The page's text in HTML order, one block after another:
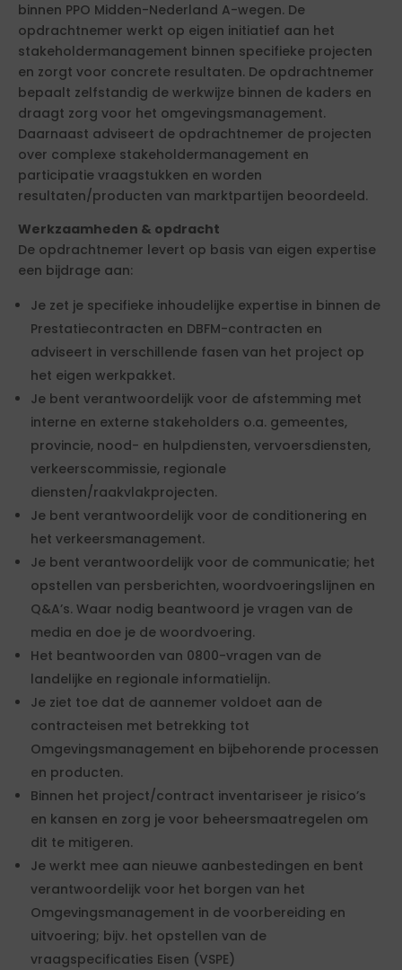
binnen PPO Midden-Nederland A-wegen. De
opdrachtnemer werkt op eigen initiatief aan het
stakeholdermanagement binnen specifieke projecten
en zorgt voor concrete resultaten. De opdrachtnemer
bepaalt zelfstandig de werkwijze binnen de kaders en
draagt zorg voor het omgevingsmanagement.
Daarnaast adviseert de opdrachtnemer de projecten
over complexe stakeholdermanagement en
participatie vraagstukken en worden
resultaten/producten van marktpartijen beoordeeld.
Werkzaamheden & opdracht
De opdrachtnemer levert op basis van eigen expertise
een bijdrage aan:
Je zet je specifieke inhoudelijke expertise in binnen de
Prestatiecontracten en DBFM-contracten en
adviseert in verschillende fasen van het project op
het eigen werkpakket.
Je bent verantwoordelijk voor de afstemming met
interne en externe stakeholders o.a. gemeentes,
provincie, nood- en hulpdiensten, vervoersdiensten,
verkeerscommissie, regionale
diensten/raakvlakprojecten.
Je bent verantwoordelijk voor de conditionering en
het verkeersmanagement.
Je bent verantwoordelijk voor de communicatie; het
opstellen van persberichten, woordvoeringslijnen en
Q&A’s. Waar nodig beantwoord je vragen van de
media en doe je de woordvoering.
Het beantwoorden van 0800-vragen van de
landelijke en regionale informatielijn.
Je ziet toe dat de aannemer voldoet aan de
contracteisen met betrekking tot
Omgevingsmanagement en bijbehorende processen
en producten.
Binnen het project/contract inventariseer je risico’s
en kansen en zorg je voor beheersmaatregelen om
dit te mitigeren.
Je werkt mee aan nieuwe aanbestedingen en bent
verantwoordelijk voor het borgen van het
Omgevingsmanagement in de voorbereiding en
uitvoering; bijv. het opstellen van de
vraagspecificaties Eisen (VSPE)